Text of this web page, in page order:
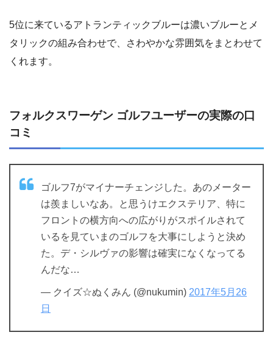
5位に来ているアトランティックブルーは濃いブルーとメ
タリックの組み合わせで、さわやかな雰囲気をまとわせて
くれます。
フォルクスワーゲン ゴルフユーザーの実際の口
コミ
ゴルフ7がマイナーチェンジした。あのメーター
は羨ましいなあ。と思うけエクステリア、特に
フロントの横方向への広がりがスポイルされて
いるを見ていまのゴルフを大事にしようと決め
た。デ・シルヴァの影響は確実になくなってる
んだな…
— クイズ☆ぬくみん (@nukumin) 2017年5月26
日